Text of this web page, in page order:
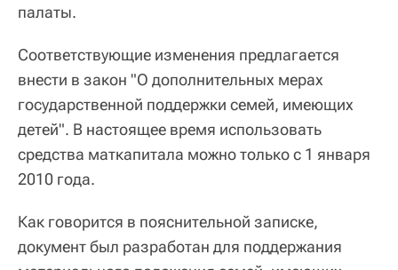
палаты.
Соответствующие изменения предлагается
внести в закон "О дополнительных мерах
государственной поддержки семей, имеющих
детей". В настоящее время использовать
средства маткапитала можно только с 1 января
2010 года.
Как говорится в пояснительной записке,
документ был разработан для поддержания